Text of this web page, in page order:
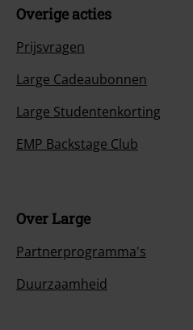
Overige acties
Prijsvragen
Large Cadeaubonnen
Large Studentenkorting
EMP Backstage Club
Over Large
Partnerprogramma's
Duurzaamheid